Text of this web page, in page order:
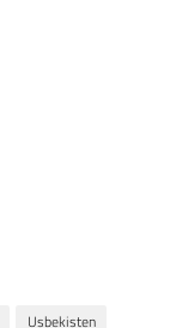
Usbekisten